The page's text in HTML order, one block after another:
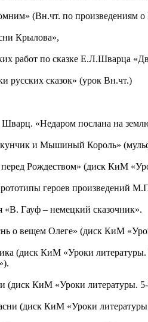
(Вн.чт. по произведениям о
Крылова»,
работ по сказке Е.Л.Шварца
русских сказок» (урок Вн.чт.)
Шварц. «Недаром послана на
и Мышиный Король»
Рождеством» (диск КиМ
героев произведений
«В. Гауф – немецкий сказочник».
о вещем Олеге» (диск КиМ
(диск КиМ «Уроки литературы.
(диск КиМ «Уроки литературы. 5-
(диск КиМ «Уроки